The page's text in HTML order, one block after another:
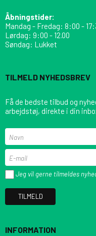
Åbningstider:
Mandag - Fredag: 8:00 -
Lørdag: 9:00 - 12.00
Søndag: Lukket
TILMELD NYHEDSBREV
Få de bedste tilbud og
arbejdstøj, direkte i din
Jeg vil gerne tilmeldes
TILMELD
INFORMATION